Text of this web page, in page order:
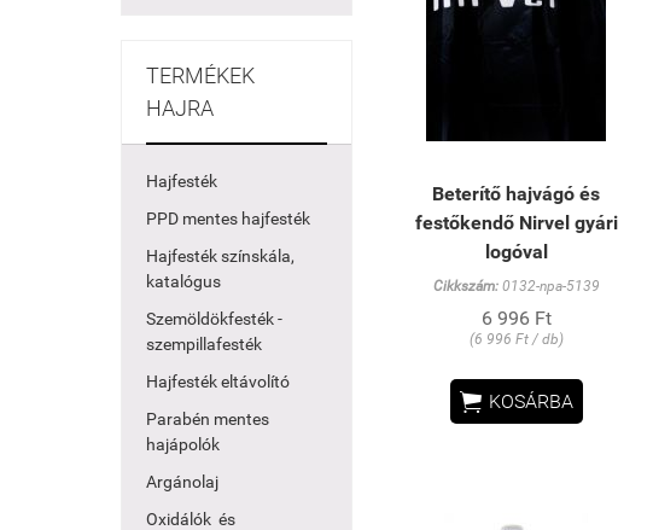
TERMÉKEK
HAJRA
Hajfesték
PPD mentes hajfesték
Hajfesték színskála,
katalógus
Szemöldökfesték -
szempillafesték
Hajfesték eltávolító
Parabén mentes
hajápolók
Argánolaj
Oxidálók és
Beterítő hajvágó és
festőkendő Nirvel gyári
logóval
Cikkszám:0132-npa-5139
6 996 Ft
(6 996 Ft / db)
 KOSÁRBA